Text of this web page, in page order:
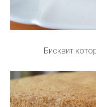
Бисквит